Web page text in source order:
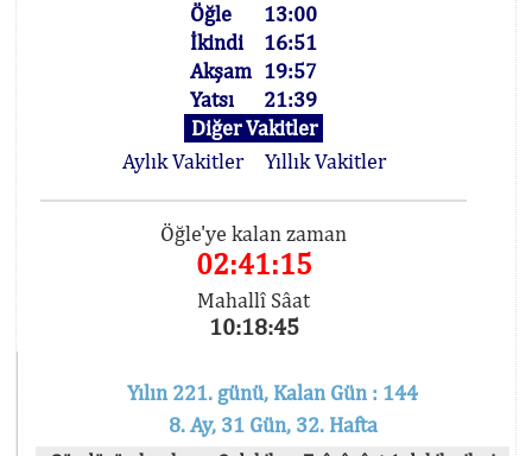
Öğle
13:00
İkindi
16:51
Akşam 19:57
Yatsı
21:39
Diğer Vakitler
Aylık Vakitler
Yıllık Vakitler
Öğle'ye kalan zaman
02:41:14
Mahallî Sâat
10:18:46
Yılın 221. günü, Kalan Gün : 144
8. Ay, 31 Gün, 32. Hafta